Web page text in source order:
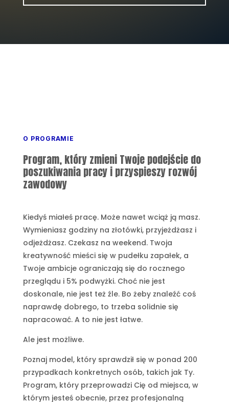
O PROGRAMIE
Program, który zmieni Twoje podejście do
poszukiwania pracy i przyspieszy rozwój
zawodowy
Kiedyś miałeś pracę. Może nawet wciąż ją masz.
Wymieniasz godziny na złotówki, przyjeżdżasz i
odjeżdżasz. Czekasz na weekend. Twoja
kreatywność mieści się w pudełku zapałek, a
Twoje ambicje ograniczają się do rocznego
przeglądu i 5% podwyżki. Choć nie jest
doskonale, nie jest też źle. Bo żeby znaleźć coś
naprawdę dobrego, to trzeba solidnie się
napracować. A to nie jest łatwe.
Ale jest możliwe.
Poznaj model, który sprawdził się w ponad 200
przypadkach konkretnych osób, takich jak Ty.
Program, który przeprowadzi Cię od miejsca, w
którym jesteś obecnie, przez profesjonalną